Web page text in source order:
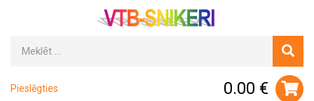
Pieslēgties 0.00 €